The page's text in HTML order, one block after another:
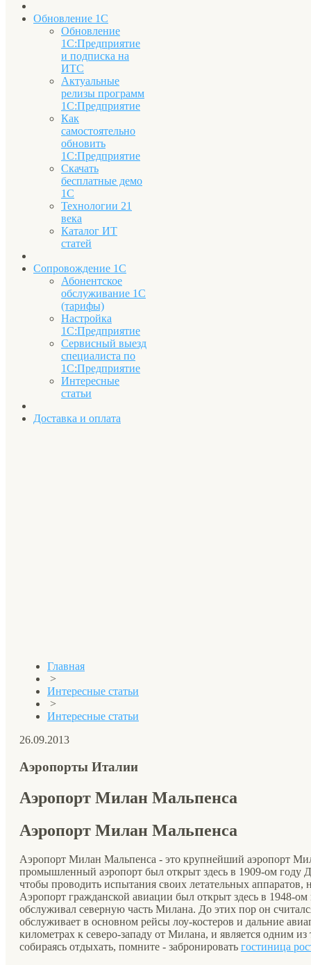
Обновление 1С
Обновление
1С:Предприятие
и подписка на
ИТС
Актуальные
релизы программ
1С:Предприятие
Как
самостоятельно
обновить
1С:Предприятие
Скачать
бесплатные демо
1С
Технологии 21
века
Каталог ИТ
статей
Сопровождение 1С
Абонентское
обслуживание 1С
(тарифы)
Настройка
1С:Предприятие
Сервисный выезд
специалиста по
1С:Предприятие
Интересные
статьи
Доставка и оплата
Главная
>
Интересные статьи
>
Интересные статьи
26.09.2013
Аэропорты Италии
Аэропорт Милан Мальпенса
Аэропорт Милан Мальпенса
Аэропорт Милан Мальпенса - это крупнейший аэропорт
промышленный аэропорт был открыт здесь в 1909-ом
чтобы проводить испытания своих летательных
Аэропорт гражданской авиации был открыт здесь в 1948-
обслуживал северную часть Милана. До этих пор он
обслуживает в основном рейсы лоу-костеров и дальние
километрах к северо-западу от Милана, и является одним
собираясь отдыхать, помните - забронировать гостиница